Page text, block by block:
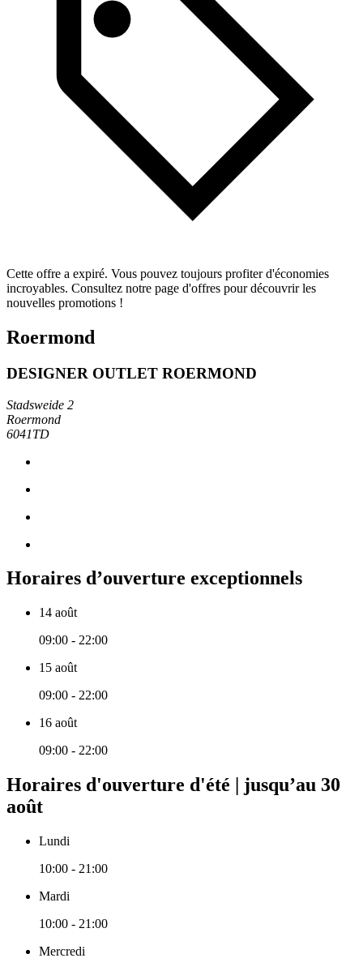
Cette offre a expiré. Vous pouvez toujours profiter d'économies
incroyables. Consultez notre page d'offres pour découvrir les
nouvelles promotions !
Roermond
DESIGNER OUTLET ROERMOND
Stadsweide 2
Roermond
6041TD
Horaires d’ouverture exceptionnels
14 août
09:00 - 22:00
15 août
09:00 - 22:00
16 août
09:00 - 22:00
Horaires d'ouverture d'été | jusqu’au 30
août
Lundi
10:00 - 21:00
Mardi
10:00 - 21:00
Mercredi